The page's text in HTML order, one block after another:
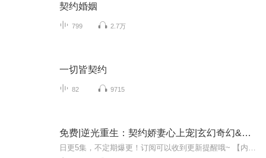
契约婚姻
799 2.7万
一切皆契约
82 9715
免费|逆光重生：契约娇妻心上宠|玄幻奇幻&破镜重圆&重生